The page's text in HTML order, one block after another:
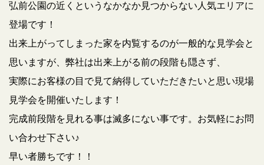
弘前公園の近くというなかなか見つからない人気エリアに
登場です！
出来上がってしまった家を内覧するのが一般的な見学会と
思いますが、弊社は出来上がる前の段階も隠さず、
実際にお客様の目で見て納得していただきたいと思い現場
見学会を開催いたします！
完成前段階を見れる事は滅多にない事です。お気軽にお問
い合わせ下さい♪
早い者勝ちです！！